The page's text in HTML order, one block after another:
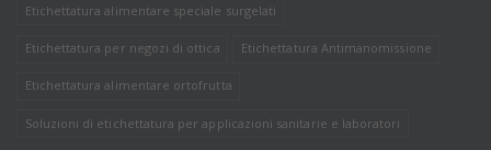
Etichettatura alimentare speciale surgelati
Etichettatura per negozi di ottica Etichettatura Antimanomissione
Etichettatura alimentare ortofrutta
Soluzioni di etichettatura per applicazioni sanitarie e laboratori